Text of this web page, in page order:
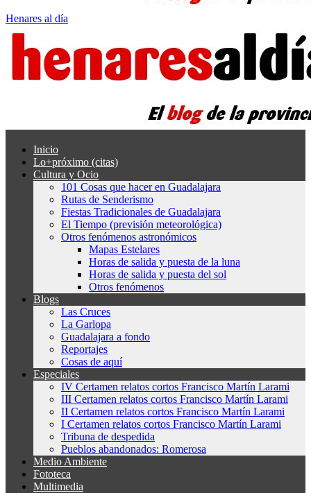
Henares al día
Inicio
Lo+próximo (citas)
Cultura y Ocio
101 Cosas que hacer en Guadalajara
Rutas de Senderismo
Fiestas Tradicionales de Guadalajara
El Tiempo (previsión meteorológica)
Otros fenómenos astronómicos
Mapas Estelares
Horas de salida y puesta de la luna
Horas de salida y puesta del sol
Otros fenómenos
Blogs
Las Cruces
La Garlopa
Guadalajara a fondo
Reportajes
Cosas de aquí
Especiales
IV Certamen relatos cortos Francisco Martín Larami
III Certamen relatos cortos Francisco Martín Larami
II Certamen relatos cortos Francisco Martín Larami
I Certamen relatos cortos Francisco Martín Larami
Tribuna de despedida
Pueblos abandonados: Romerosa
Medio Ambiente
Fototeca
Multimedia